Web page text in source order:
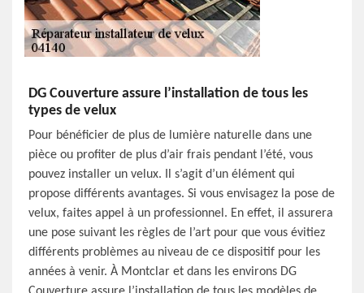
DG Couverture assure l’installation de tous les
types de velux
Pour bénéficier de plus de lumière naturelle dans une
pièce ou profiter de plus d’air frais pendant l’été, vous
pouvez installer un velux. Il s’agit d’un élément qui
propose différents avantages. Si vous envisagez la pose de
velux, faites appel à un professionnel. En effet, il assurera
une pose suivant les règles de l’art pour que vous évitiez
différents problèmes au niveau de ce dispositif pour les
années à venir. À Montclar et dans les environs DG